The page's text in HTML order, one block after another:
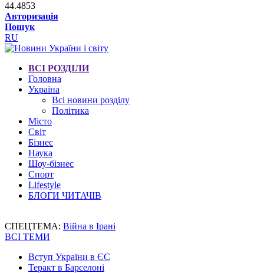
44.4853
Авторизація
Пошук
RU
ВСІ РОЗДІЛИ
Головна
Україна
Всі новини розділу
Політика
Місто
Світ
Бізнес
Наука
Шоу-бізнес
Спорт
Lifestyle
БЛОГИ ЧИТАЧІВ
СПЕЦТЕМА: Війна в Ірані
ВСІ ТЕМИ
Вступ України в ЄС
Теракт в Барселоні